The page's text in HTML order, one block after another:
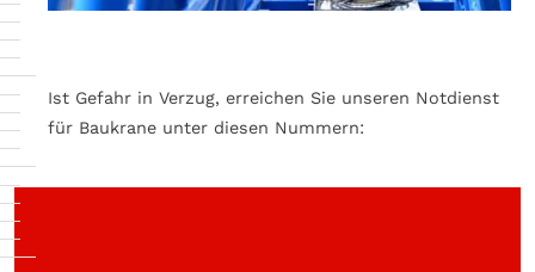
Ist Gefahr in Verzug, erreichen Sie unseren Notdienst
für Baukrane unter diesen Nummern: